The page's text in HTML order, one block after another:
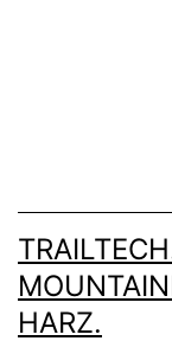
HARZ.